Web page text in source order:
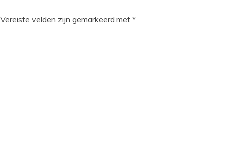
Vereiste velden zijn gemarkeerd met *